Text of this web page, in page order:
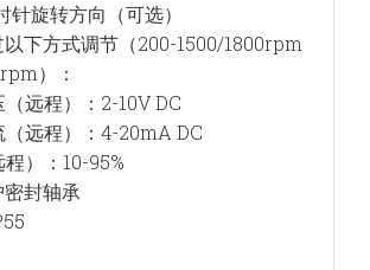
针旋转方向（可选）
以下方式调节（200-1500/1800rpm
）：
远程）：2-10V DC
远程）：4-20mA DC
）：10-95%
密封轴承